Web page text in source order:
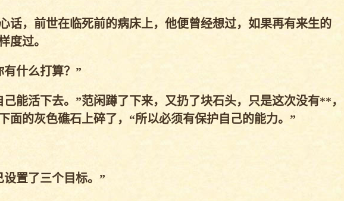
话，前世在临死前的病床上，他便曾经想过，如果再有来生的
度过。
什么打算？”
能活下去。”范闲蹲了下来，又扔了块石头，只是这次没有**，
面的灰色礁石上碎了，“所以必须有保护自己的能力。”
置了三个目标。”